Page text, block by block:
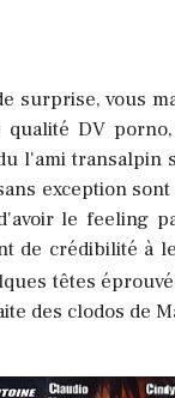
surprise, vous
DV
l'ami transalpin
exception
le feeling
de crédibilité à
têtes
des clodos de